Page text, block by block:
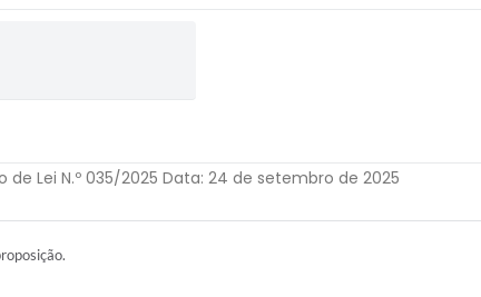
Lei N.º 035/2025 Data: 24 de setembro de 2025